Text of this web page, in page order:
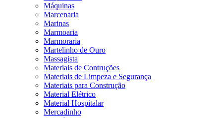
Máquinas
Marcenaria
Marinas
Marmoaria
Marmoraria
Martelinho de Ouro
Massagista
Materiais de Contruções
Materiais de Limpeza e Segurança
Materiais para Construção
Material Elétrico
Material Hospitalar
Mercadinho